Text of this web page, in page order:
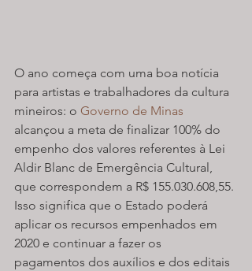
O ano começa com uma boa notícia
para artistas e trabalhadores da cultura
mineiros: o Governo de Minas
alcançou a meta de finalizar 100% do
empenho dos valores referentes à Lei
Aldir Blanc de Emergência Cultural,
que correspondem a R$ 155.030.608,55.
Isso significa que o Estado poderá
aplicar os recursos empenhados em
2020 e continuar a fazer os
pagamentos dos auxílios e dos editais